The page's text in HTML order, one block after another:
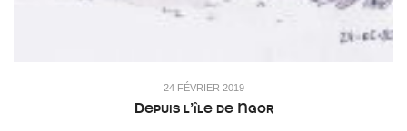
24 FÉVRIER 2019
Depuis l’île de Ngor